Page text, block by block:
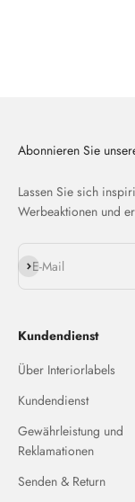
Abonnieren Sie
Lassen Sie sich
Werbeaktionen und
E-Mail
Abonnieren
Kundendienst
Über Interiorlabels
Kundendienst
Gewährleistung und
Reklamationen
Senden & Return